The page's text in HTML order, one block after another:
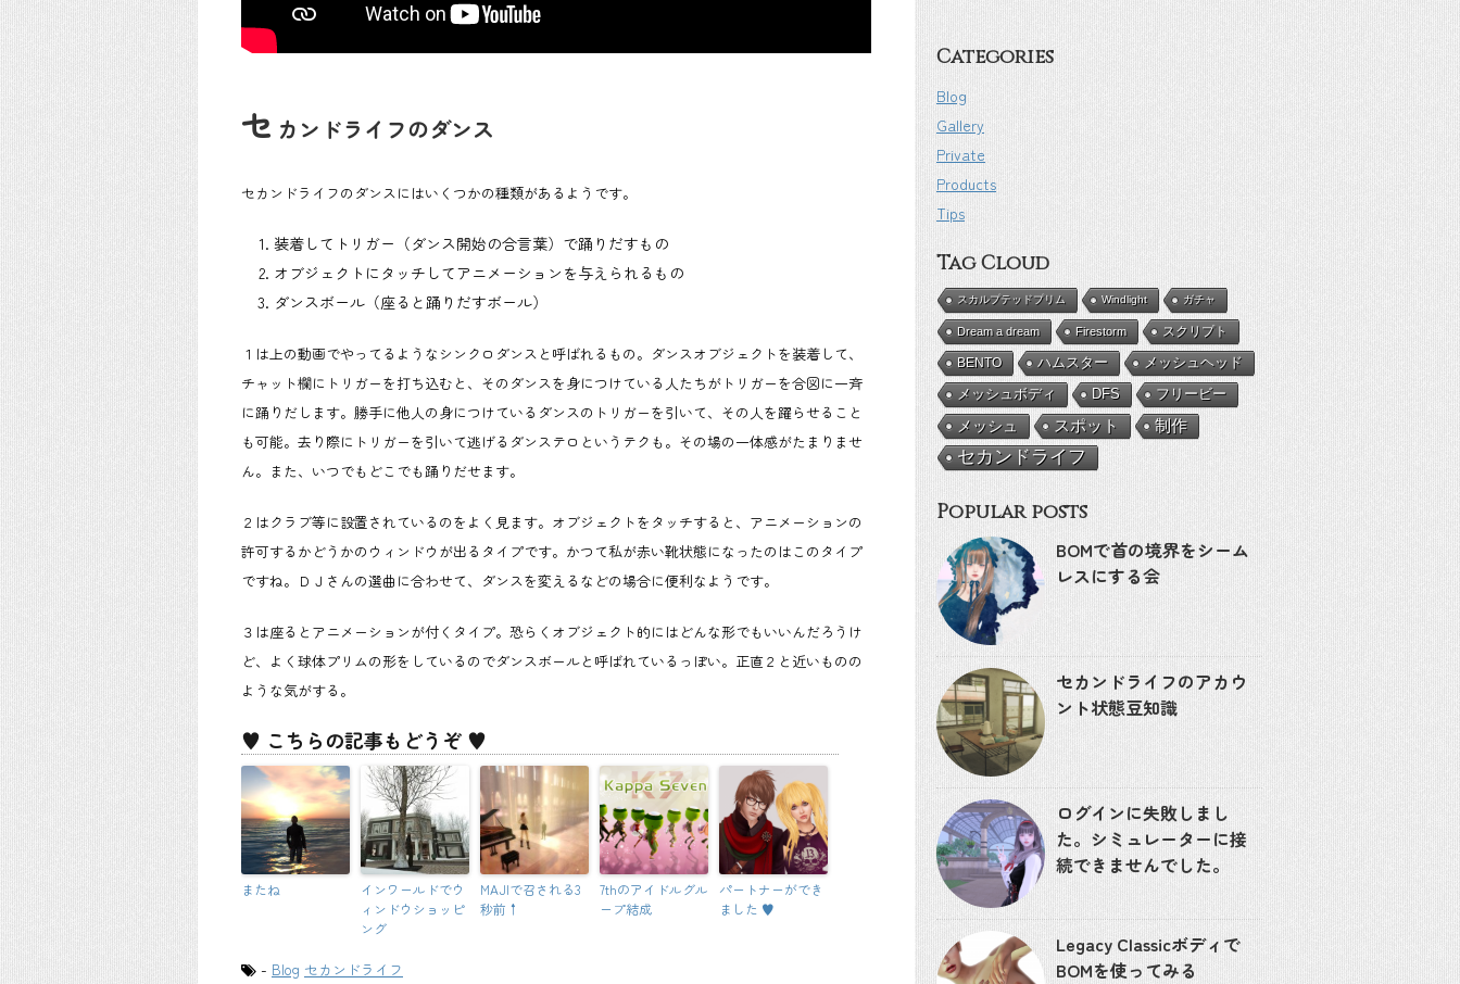
セ カンドライフのダンス
セカンドライフのダンスにはいくつかの種類があるようです。
装着してトリガー（ダンス開始の合言葉）で踊りだすもの
オブジェクトにタッチしてアニメーションを与えられるもの
ダンスボール（座ると踊りだすボール）
１は上の動画でやってるようなシンクロダンスと呼ばれるもの。ダンスオブジェクトを装着して、
チャット欄にトリガーを打ち込むと、そのダンスを身につけている人たちがトリガーを合図に一斉
に踊りだします。勝手に他人の身につけているダンスのトリガーを引いて、その人を躍らせること
も可能。去り際にトリガーを引いて逃げるダンステロというテクも。その場の一体感がたまりませ
ん。また、いつでもどこでも踊りだせます。
２はクラブ等に設置されているのをよく見ます。オブジェクトをタッチすると、アニメーションの
許可するかどうかのウィンドウが出るタイプです。かつて私が赤い靴状態になったのはこのタイプ
ですね。ＤＪさんの選曲に合わせて、ダンスを変えるなどの場合に便利なようです。
３は座るとアニメーションが付くタイプ。恐らくオブジェクト的にはどんな形でもいいんだろうけ
ど、よく球体プリムの形をしているのでダンスボールと呼ばれているっぽい。正直２と近いものの
ような気がする。
♥ こちらの記事もどうぞ ♥
またね
インワールドでウ
ィンドウショッピ
ング
MAJIで召される3
秒前↑
7thのアイドルグル
ープ結成
パートナーができ
ました ♥
- Blog セカンドライフ
Categories
Blog
Gallery
Private
Products
Tips
Tag Cloud
スカルプテッドプリム Windlight ガチャ
Dream a dream Firestorm スクリプト
BENTO ハムスター メッシュヘッド
メッシュボディ DFS フリービー
メッシュ スポット 制作
セカンドライフ
Popular posts
BOMで首の境界をシーム
レスにする会
セカンドライフのアカウ
ント状態豆知識
ログインに失敗しまし
た。シミュレーターに接
続できませんでした。
Legacy Classicボディで
BOMを使ってみる